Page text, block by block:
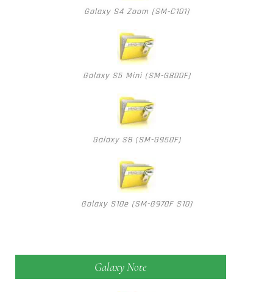
Galaxy S4 Zoom (SM-C101)
Galaxy S5 Mini (SM-G800F)
Galaxy S8 (SM-G950F)
Galaxy S10e (SM-G970F S10)
Galaxy Note